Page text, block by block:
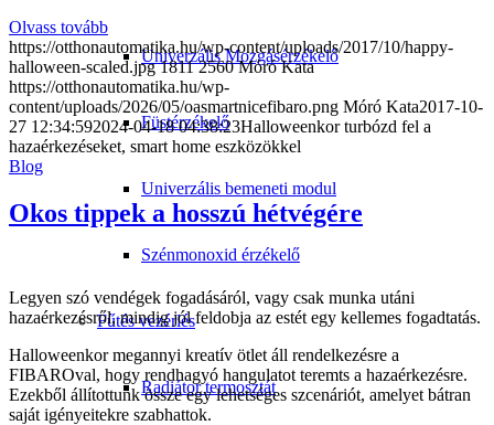
Univerzális Mozgásérzékelő
Füstérzékelő
Univerzális bemeneti modul
Szénmonoxid érzékelő
Fűtés vezérlés
Radiátor termosztát
Olvass tovább
https://otthonautomatika.hu/wp-content/uploads/2017/10/happy-
halloween-scaled.jpg 1811 2560 Móró Kata
https://otthonautomatika.hu/wp-
content/uploads/2026/05/oasmartnicefibaro.png Móró Kata2017-10-
27 12:34:592024-04-18 04:38:23Halloweenkor turbózd fel a
hazaérkezéseket, smart home eszközökkel
Blog
Okos tippek a hosszú hétvégére
Legyen szó vendégek fogadásáról, vagy csak munka utáni
hazaérkezésről, mindig jól feldobja az estét egy kellemes fogadtatás.
Halloweenkor megannyi kreatív ötlet áll rendelkezésre a
FIBAROval, hogy rendhagyó hangulatot teremts a hazaérkezésre.
Ezekből állítottunk össze egy lehetséges szcenáriót, amelyet bátran
saját igényeitekre szabhattok.